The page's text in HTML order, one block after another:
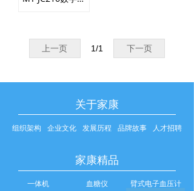
上一页 下一页
1/1
关于家康
组织架构 企业文化 发展历程 品牌故事 人才招聘
家康精品
一体机 血糖仪
臂式电子血压计